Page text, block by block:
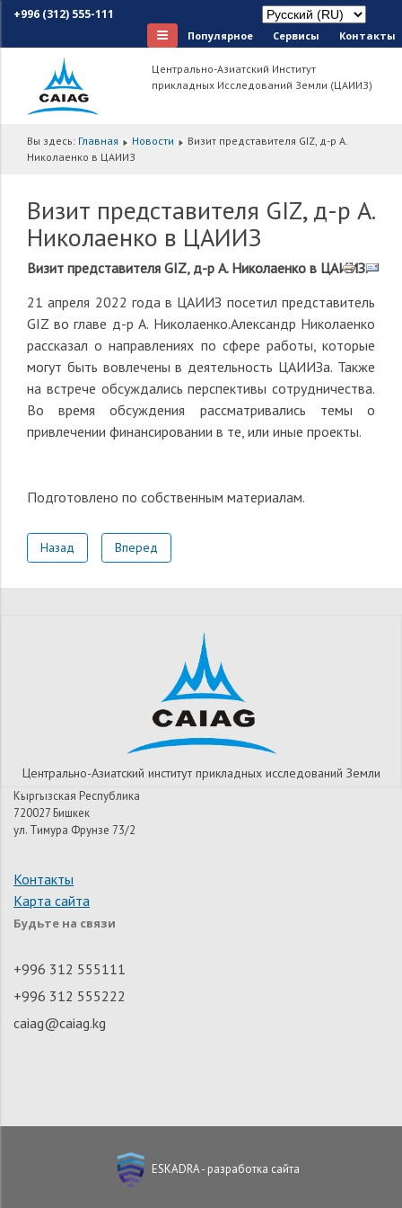
+996 (312) 555-111
Популярное Сервисы Контакты
Центрально-Азиатский Институт
прикладных Исследований Земли (ЦАИИЗ)
Вы здесь: Главная Новости
Визит представителя GIZ, д-р А.
Николаенко в ЦАИИЗ
Визит представителя GIZ, д-р А.
Николаенко в ЦАИИЗ
Визит представителя GIZ, д-р А. Николаенко в ЦАИИЗ.
21 апреля 2022 года в ЦАИИЗ посетил представитель
GIZ во главе д-р А. Николаенко.Александр Николаенко
рассказал о направлениях по сфере работы, которые
могут быть вовлечены в деятельность ЦАИИЗа. Также
на встрече обсуждались перспективы сотрудничества.
Во время обсуждения рассматривались темы о
привлечении финансировании в те, или иные проекты.
Подготовлено по собственным материалам.
Назад Вперед
Центрально-Азиатский институт прикладных исследований Земли
Кыргызская Республика
720027 Бишкек
ул. Тимура Фрунзе 73/2
Контакты
Карта сайта
Будьте на связи
+996 312 555111
+996 312 555222
caiag@caiag.kg
ESKADRA - разработка сайта